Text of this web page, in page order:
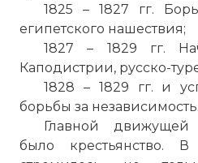
1825 – 1827 гг.
египетского нашествия;
1827 – 1829 гг.
Каподистрии, русско-
1828 – 1829 гг. и
борьбы за независимость.
Главной
было крестьянство.